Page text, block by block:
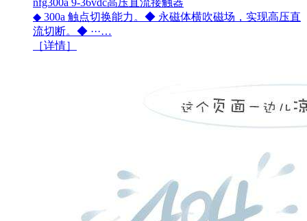
◆ 300a 触点切换能力。◆ 永磁体横吹磁场，实现高压直
流切断。◆ ···…
［详情］